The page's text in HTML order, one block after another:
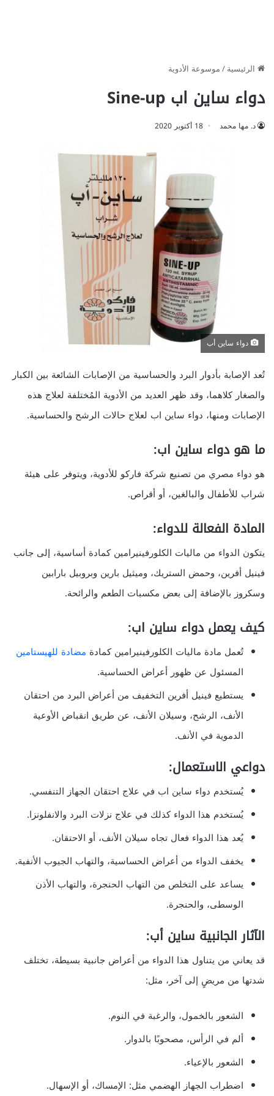
الرئيسية/موسوعة الأدوية
دواء ساين اب Sine-up
د. مها محمد 18 أكتوبر 2020
دواء ساين أب
تُعد الإصابة بأدوار البرد والحساسية من الإصابات الشائعة بين الكبار
والصغار كلاهما، وقد ظهر العديد من الأدوية المُختلفة لعلاج هذه
الإصابات ومنها، دواء ساين اب لعلاج حالات الرشح والحساسية.
ما هو دواء ساين اب:
هو دواء مصري من تصنيع شركة فاركو للأدوية، ويتوفر على هيئة
شراب للأطفال والبالغين، أو أقراص.
المادة الفعالة للدواء:
يتكون الدواء من ماليات الكلورفينيرامين كمادة أساسية، إلى جانب
فينيل أفرين، وحمض الستريك، وميثيل بارين وبروبيل بارابين
وسكروز بالإضافة إلى بعض مكسبات الطعم والرائحة.
كيف يعمل دواء ساين اب:
تُعمل مادة ماليات الكلورفينيرامين كمادة مضادة للهيستامين
المسئول عن ظهور أعراض الحساسية.
يستطيع فينيل أفرين التخفيف من أعراض البرد من احتقان
الأنف، الرشح، وسيلان الأنف، عن طريق انقباض الأوعية
الدموية في الأنف.
دواعي الاستعمال:
يُستخدم دواء ساين اب في علاج احتقان الجهاز التنفسي.
يُستخدم هذا الدواء كذلك في علاج نزلات البرد والانفلونزا.
يُعد هذا الدواء فعال تجاه سيلان الأنف، أو الاحتقان.
يخفف الدواء من أعراض الحساسية، والتهاب الجيوب الأنفية.
يساعد على التخلص من التهاب الحنجرة، والتهاب الأذن
الوسطى، والحنجرة.
الآثار الجانبية ساين أب:
قد يعاني من يتناول هذا الدواء من أعراض جانبية بسيطة، تختلف
شدتها من مريضٍ إلى آخر، مثل:
الشعور بالخمول، والرغبة في النوم.
ألم في الرأس، مصحوبًا بالدوار.
الشعور بالإعياء.
اضطراب الجهاز الهضمي مثل: الإمساك، أو الإسهال.